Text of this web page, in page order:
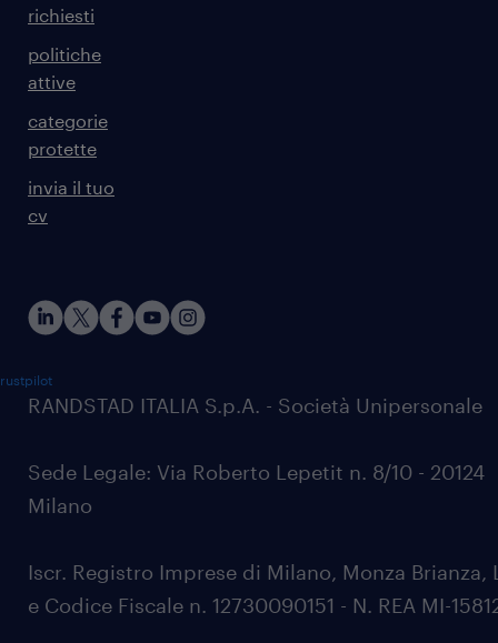
richiesti
politiche
attive
categorie
protette
invia il tuo
cv
RANDSTAD ITALIA S.p.A. - Società Unipersonale
Sede Legale: Via Roberto Lepetit n. 8/10 - 20124
Milano
Iscr. Registro Imprese di Milano, Monza Brianza,
e Codice Fiscale n. 12730090151 - N. REA MI-